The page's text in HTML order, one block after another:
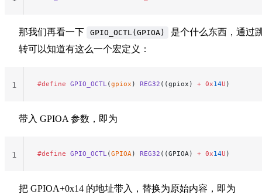
那我们再看一下 GPIO_OCTL(GPIOA)
是个什么东西，通过
转可以知道有这么一个宏定义：
#define GPIO_OCTL (gpiox ) REG32 ((gpiox) + 0x14U )
1
带入 GPIOA 参数，即为
#define GPIO_OCTL (GPIOA ) REG32 ((GPIOA) + 0x14U )
1
把 GPIOA+0x14 的地址带入，替换为原始内容，即为